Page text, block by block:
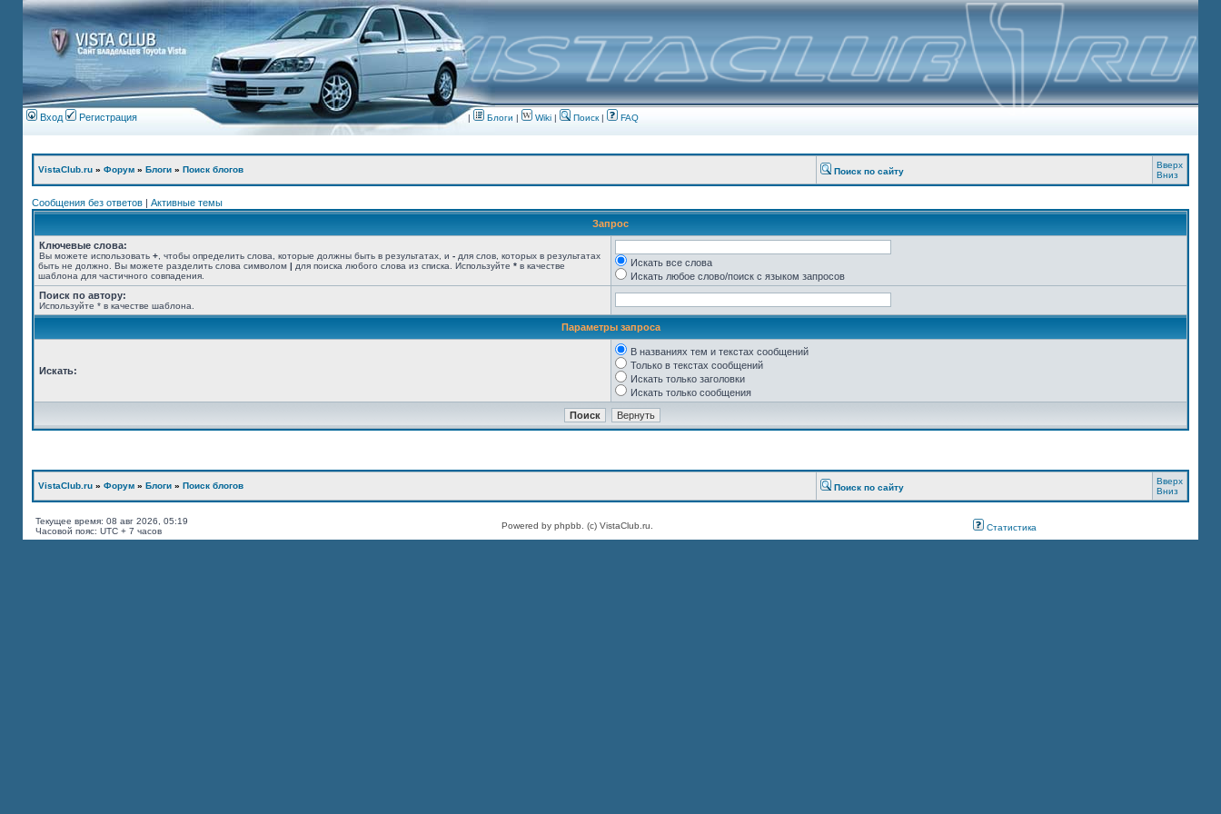
Вход Регистрация | Блоги | Wiki | Поиск| FAQ
VistaClub.ru » Форум » Блоги » Поиск блогов Поиск по сайту
Вверх
Вниз
Сообщения без ответов | Активные темы
Запрос
Ключевые слова:
Вы можете использовать + , чтобы определить слова, которые должны быть в результатах, и - для слов, которых в результатах
быть не должно. Вы можете разделить слова символом | для поиска любого слова из списка. Используйте * в качестве
шаблона для частичного совпадения.
Искать все слова
Искать любое слово/поиск с языком запросов
Поиск по автору:
Используйте * в качестве шаблона.
Параметры запроса
Искать:
В названиях тем и текстах сообщений
Только в текстах сообщений
Искать только заголовки
Искать только сообщения
VistaClub.ru » Форум » Блоги » Поиск блогов Поиск по сайту
Вверх
Вниз
Текущее время: 08 авг 2026, 05:19
Часовой пояс: UTC + 7 часов
Powered by phpbb. (c) VistaClub.ru. Статистика